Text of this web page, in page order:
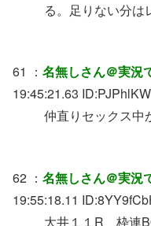
る。足りない分は
61 ： 名無しさん＠実況
19:45:21.63
仲直りセックス中
62 ： 名無しさん＠実況
19:55:18.11
大井１１R 枠連